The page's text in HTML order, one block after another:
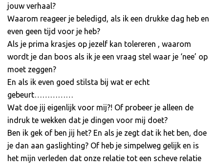
jouw verhaal?
Waarom reageer je beledigd, als ik een drukke dag heb en
even geen tijd voor je heb?
Als je prima krasjes op jezelf kan tolereren , waarom
wordt je dan boos als ik je een vraag stel waar je ‘nee’ op
moet zeggen?
En als ik even goed stilsta bij wat er echt
gebeurt……………
Wat doe jij eigenlijk voor mij?! Of probeer je alleen de
indruk te wekken dat je dingen voor mij doet?
Ben ik gek of ben jij het? En als je zegt dat ik het ben, doe
je dan aan gaslighting? Of heb je simpelweg gelijk en is
het mijn verleden dat onze relatie tot een scheve relatie